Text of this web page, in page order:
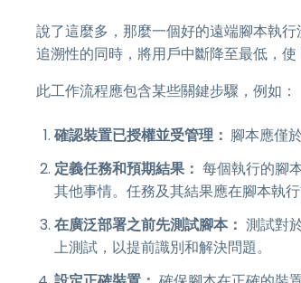
說了這麼多，那麼一個好的遠端腳本執
追溯性的同時，將用戶中斷降至最低，使
此工作流程應包含某些關鍵步驟，例如：
確認裝置已授權並受管理： 腳本應僅
定義任務和預期結果： 每個執行的腳
其他事情。任務及其結果應在腳本執行
在廣泛部署之前先測試腳本： 測試對
上測試，以提前識別和解決問題。